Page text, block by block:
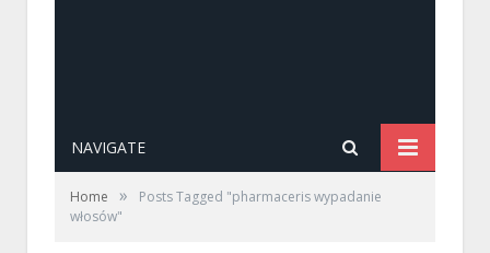
NAVIGATE
Home »
Posts Tagged "pharmaceris wypadanie
włosów"